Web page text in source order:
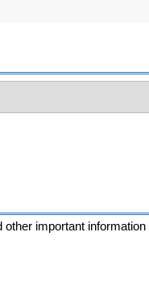
important information